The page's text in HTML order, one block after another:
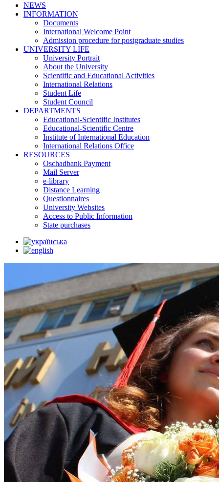
NEWS
INFORMATION
Documents
International Welcome Point
Admission procedure for postgraduate studies
UNIVERSITY LIFE
University Portrait
About the University
Scientific and Educational Activities
International Relations
Student Life
Student Council
DEPARTMENTS
Educational-Scientific Institutes
Educational-Scientific Centre
Institute of International Education
International Relations Office
RESOURCES
Oschadbank Payment
Mail Server
e-library
Distance Learning
Questionnaires
University Websites
Access to Public Information
State purchases